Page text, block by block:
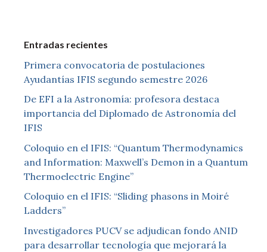
Entradas recientes
Primera convocatoria de postulaciones
Ayudantías IFIS segundo semestre 2026
De EFI a la Astronomía: profesora destaca
importancia del Diplomado de Astronomía del
IFIS
Coloquio en el IFIS: “Quantum Thermodynamics
and Information: Maxwell’s Demon in a Quantum
Thermoelectric Engine”
Coloquio en el IFIS: “Sliding phasons in Moiré
Ladders”
Investigadores PUCV se adjudican fondo ANID
para desarrollar tecnología que mejorará la